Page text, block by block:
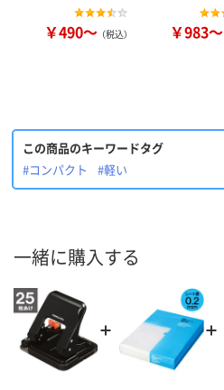
￥490～ （税込） ￥983～
この商品のキーワードタグ
#コンパクト
#軽い
一緒に購入する